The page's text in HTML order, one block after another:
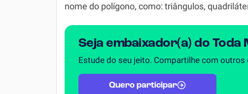
nome do polígono, como: triângulos,
Seja embaixador(a) do Toda
Estude do seu jeito. Compartilhe com outros
Quero participar